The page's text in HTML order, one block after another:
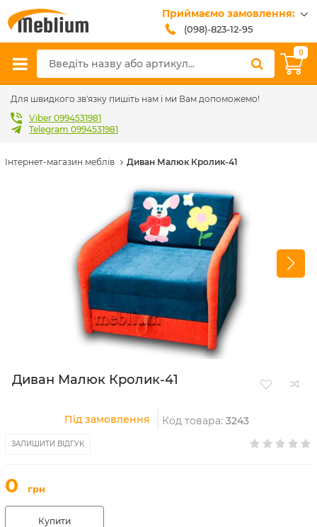
Приймаємо замовлення:
(098)-823-12-95
(099)-608-42-32
(093)-618-62-02
sales@meblium.com.ua
0
Для швидкого зв'язку пишіть нам і ми Вам допоможемо!
Viber 0994531981
Telegram 0994531981
Інтернет-магазин меблів Диван Малюк Кролик-41
Диван Малюк Кролик-41
Під замовлення Код товара: 3243
ЗАЛИШИТИ ВІДГУК
0 грн
Купити